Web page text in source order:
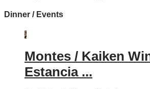
Dinner / Events
Montes / Kaiken
Estancia ...